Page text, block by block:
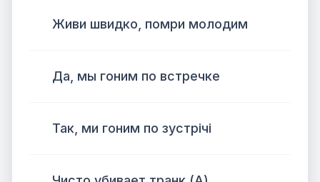
Живи швидко, помри молодим
Да, мы гоним по встречке
Так, ми гоним по зустрічі